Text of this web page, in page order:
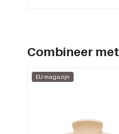
Combineer met
EU-magazijn